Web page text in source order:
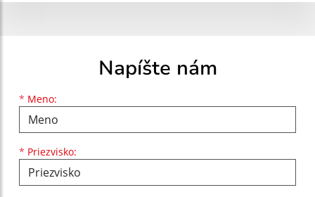
Napíšte nám
* Meno:
Meno
* Priezvisko:
Priezvisko
E-mailová adresa